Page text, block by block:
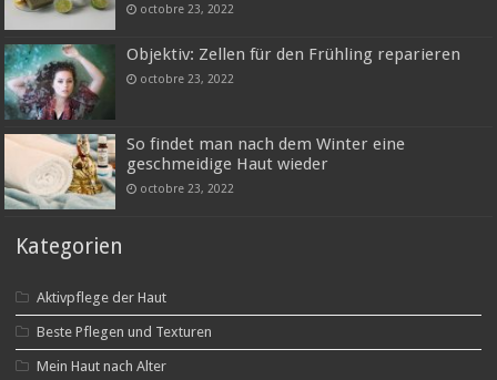
octobre 23, 2022
Objektiv: Zellen für den Frühling reparieren
octobre 23, 2022
So findet man nach dem Winter eine
geschmeidige Haut wieder
octobre 23, 2022
Kategorien
Aktivpflege der Haut
Beste Pflegen und Texturen
Mein Haut nach Alter